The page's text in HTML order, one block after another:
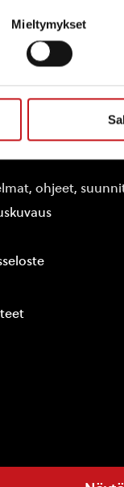
Mieltymykset
ohjeet,